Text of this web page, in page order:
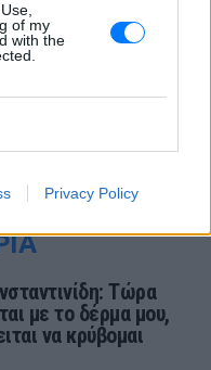
of my
with the
Privacy Policy
Τώρα
με το δέρμα μου,
να κρύβομαι